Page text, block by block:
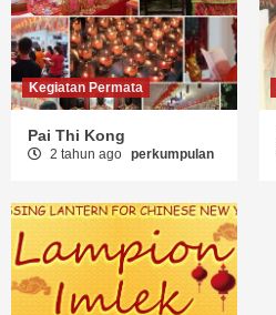
Kegiatan Permata
Pai Thi Kong
2 tahun ago perkumpulan